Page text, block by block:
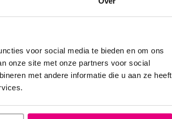
voor social media te bieden en om ons
onze site met onze partners voor social
met andere informatie die u aan ze heeft